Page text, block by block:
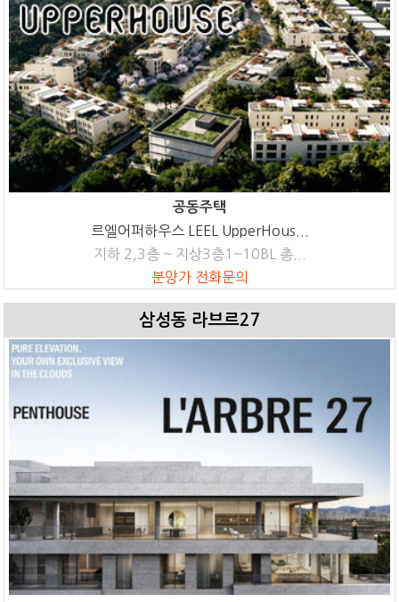
공동주택
르엘어퍼하우스 LEEL UpperHous...
지하 2,3층 ~ 지상3층1~10BL 총...
분양가 전화문의
삼성동 라브르27